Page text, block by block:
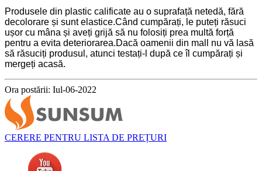
Produsele din plastic calificate au o suprafață netedă, fără
decolorare și sunt elastice.Când cumpărați, le puteți răsuci
ușor cu mâna și aveți grijă să nu folosiți prea multă forță
pentru a evita deteriorarea.Dacă oamenii din mall nu vă lasă
să răsuciți produsul, atunci testați-l după ce îl cumpărați și
mergeți acasă.
Ora postării: Iul-06-2022
CERERE PENTRU LISTA DE PREȚURI